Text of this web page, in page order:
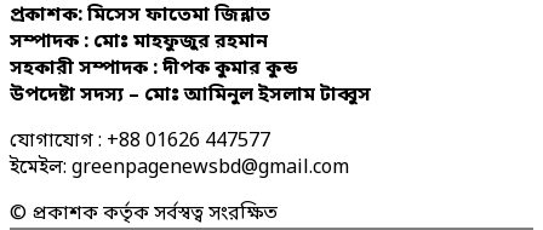
প্রকাশক: মিসেস ফাতেমা জিন্নাত
সম্পাদক : মোঃ মাহফুজুর রহমান
সহকারী সম্পাদক : দীপক কুমার কুন্ড
উপদেষ্টা সদস্য – মোঃ আমিনুল ইসলাম টাব্বুস
যোগাযোগ : +88 01626 447577
ইমেইল: greenpagenewsbd@gmail.com
© প্রকাশক কর্তৃক সর্বস্বত্ব সংরক্ষিত